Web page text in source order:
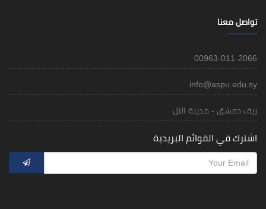
تواصل معنا
00963-011-2066
info@aspu.edu.sy
ريف دمشق - مدينة التل
اشترك في القوائم البريدية